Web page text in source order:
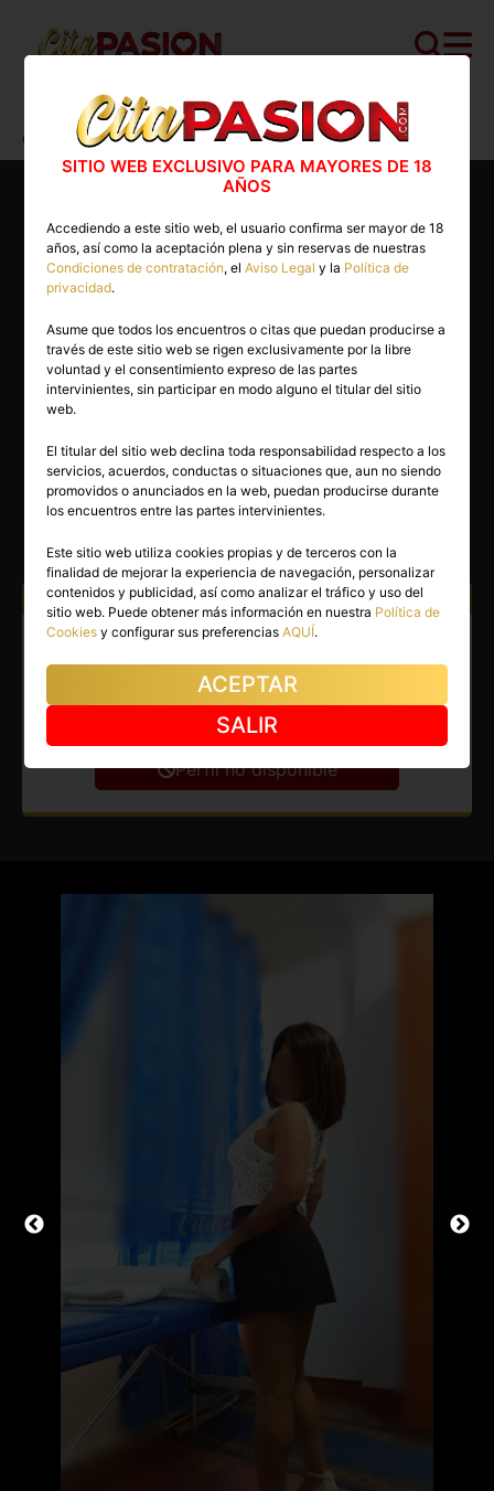
Cita PASION.COM>Masajistas >Vizcaya>Bilbao
Cande
36 años
CANDE
Bilbao(Vizcaya)
Atiendo a: Hombres
el momento de paz que tú
cuerpo merece.
Perfil no disponible
SITIO WEB EXCLUSIVO PARA MAYORES DE 18
AÑOS
Accediendo a este sitio web, el usuario confirma ser mayor de 18
años, así como la aceptación plena y sin reservas de nuestras
Condiciones de contratación, elAviso Legal y la Política de
privacidad.
Asume que todos los encuentros o citas que puedan producirse a
través de este sitio web se rigen exclusivamente por la libre
voluntad y el consentimiento expreso de las partes
intervinientes, sin participar en modo alguno el titular del sitio
web.
El titular del sitio web declina toda responsabilidad respecto a los
servicios, acuerdos, conductas o situaciones que, aun no siendo
promovidos o anunciados en la web, puedan producirse durante
los encuentros entre las partes intervinientes.
Este sitio web utiliza cookies propias y de terceros con la
finalidad de mejorar la experiencia de navegación, personalizar
contenidos y publicidad, así como analizar el tráfico y uso del
sitio web. Puede obtener más información en nuestra Política de
Cookies y configurar sus preferenciasAQUÍ.
ACEPTAR
SALIR